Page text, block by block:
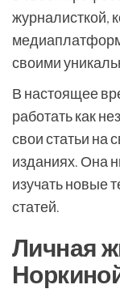
журналисткой,
своими
В настоящее
работать как
свои статьи на
изданиях. Она
изучать новые
статей.
Личная